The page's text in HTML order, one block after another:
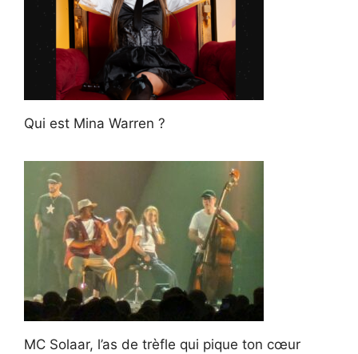
Qui est Mina Warren ?
MC Solaar, l’as de trèfle qui pique ton cœur